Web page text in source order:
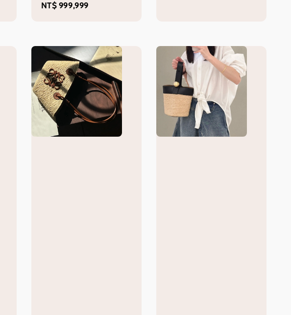
Regular
NT$ 999,999